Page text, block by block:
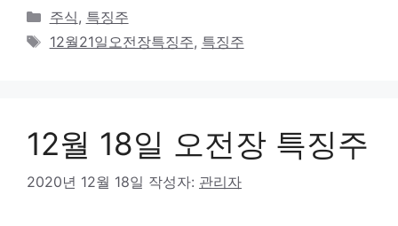
카
테
주식, 특징주
태
12월21일오전장특징주, 특징주
12월 18일 오전장 특징주
2020년 12월 18일 작성자: 관리자